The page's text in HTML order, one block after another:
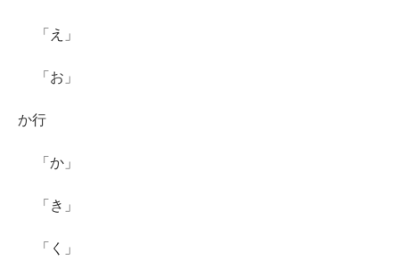
「え」
「お」
か行
「か」
「き」
「く」